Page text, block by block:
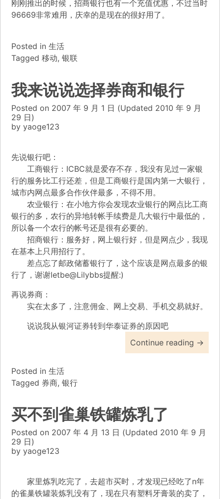
刚刚推出的时候，招商银行也有一个充值优惠，不过当时
96669非常难用，庆幸的是现在的很好用了。
Posted in 生活
Tagged 移动, 银联
我来说说选择券商和银行
Posted on 2007 年 9 月 1 日 (Updated 2010 年 9 月
29 日)
by yaoge123
先说银行吧：
工商银行：ICBC就是爱存不存，我没有见过一家银
行的服务比工行还差，但是工商银行是国内第一大银行，
城市内网点最多合作伙伴最多，不得不用。
农业银行：在小地方你会发现农业银行的网点比工商
银行的多，农行的异地转帐手续费是几大银行中最低的，
所以备一个农行的帐号还是很有必要的。
招商银行：服务好，网上银行好，但是网点少，我现
在基本上只用招行了。
差点忘了邮政储蓄银行了，这个应该是网点最多的银
行了，谢谢letbe@Lilybbs提醒:)
再说券商：
实在太多了，注意佣金、网上交易、手机交易就好。
说说我从银河证券转到华泰证券的原因吧
Continue reading →
Posted in 生活
Tagged 券商, 银行
买不到雀巢铁罐炼乳了
Posted on 2007 年 4 月 13 日 (Updated 2010 年 9 月
29 日)
by yaoge123
家里炼乳吃完了，去超市买时，才发现已经吃了n年
的雀巢铁罐装炼乳没有了，现在只有塑料牙膏装的卖了，